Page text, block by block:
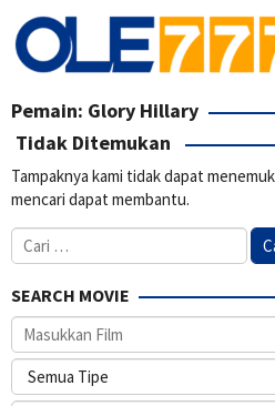
Loncat
ke
konten
Pemain: Glory Hillary
Tidak Ditemukan
Tampaknya kami tidak dapat
mencari dapat membantu.
Cari
untuk:
SEARCH MOVIE